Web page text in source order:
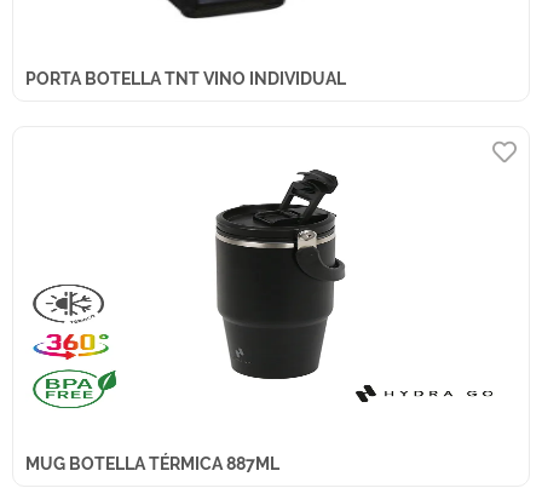
PORTA BOTELLA TNT VINO INDIVIDUAL
MUG BOTELLA TÉRMICA 887ML